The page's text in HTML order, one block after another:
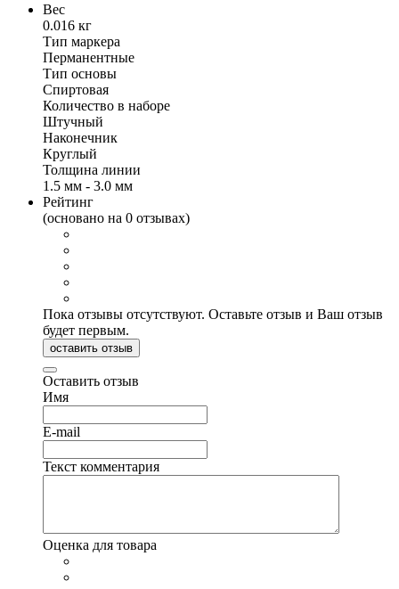
Вес
0.016 кг
Тип маркера
Перманентные
Тип основы
Спиртовая
Количество в наборе
Штучный
Наконечник
Круглый
Толщина линии
1.5 мм - 3.0 мм
Рейтинг
(основано на 0 отзывах)
Пока отзывы отсутствуют. Оставьте отзыв и Ваш отзыв
будет первым.
оставить отзыв
Оставить отзыв
Имя
E-mail
Текст комментария
Оценка для товара